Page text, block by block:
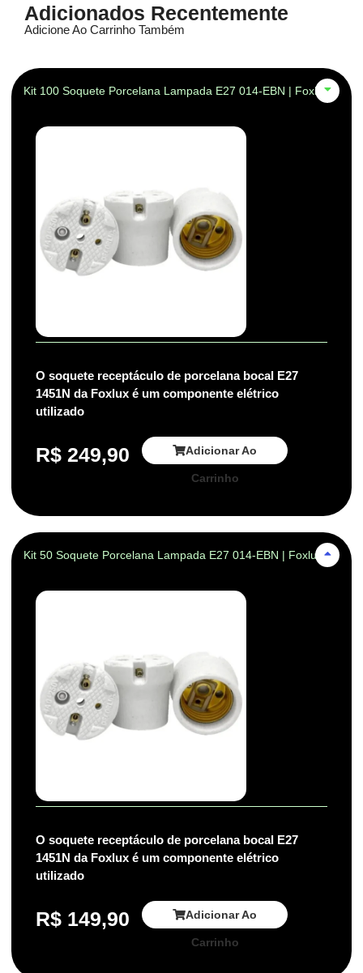
Adicionados Recentemente
Adicione Ao Carrinho Também
Kit 100 Soquete Porcelana Lampada E27 014-EBN | Foxlux
O soquete receptáculo de porcelana bocal E27
1451N da Foxlux é um componente elétrico
utilizado
R$ 249,90 Adicionar Ao
Carrinho
Kit 50 Soquete Porcelana Lampada E27 014-EBN | Foxlux
O soquete receptáculo de porcelana bocal E27
1451N da Foxlux é um componente elétrico
utilizado
R$ 149,90 Adicionar Ao
Carrinho